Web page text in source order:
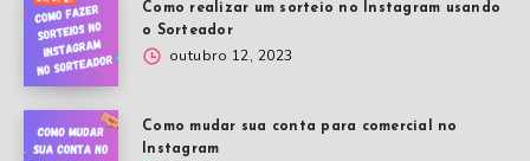
Como realizar um sorteio no Instagram usando
o Sorteador
outubro 12, 2023
Como mudar sua conta para comercial no
Instagram